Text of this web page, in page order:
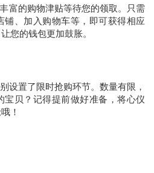
富的购物津贴等待您的领取。只需
铺、加入购物车等，即可获得相应
您的钱包更加鼓胀。
设置了限时抢购环节。数量有限，
宝贝？记得提前做好准备，将心仪
！